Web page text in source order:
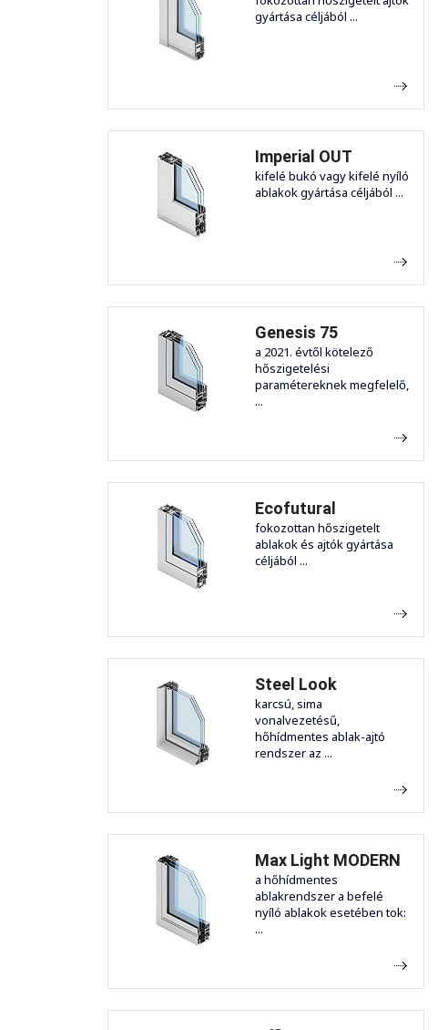
gyártása céljából ...
Imperial OUT
kifelé bukó vagy kifelé nyíló
ablakok gyártása céljából ...
Genesis 75
a 2021. évtől kötelező
hőszigetelési
paramétereknek megfelelő,
...
Ecofutural
fokozottan hőszigetelt
ablakok és ajtók gyártása
céljából ...
Steel Look
karcsú, sima
vonalvezetésű,
hőhídmentes ablak-ajtó
rendszer az ...
Max Light MODERN
a hőhídmentes
ablakrendszer a befelé
nyíló ablakok esetében tok:
...